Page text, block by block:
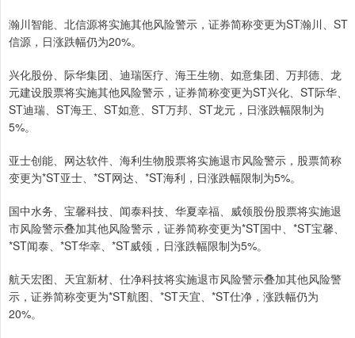
瀚川智能、北信源将实施其他风险警示，证券简称变更为ST瀚川、ST
信源，日涨跌幅仍为20%。
兴化股份、际华集团、迪瑞医疗、海王生物、如意集团、万邦德、龙
元建设股票将实施其他风险警示，证券简称变更为ST兴化、ST际华、
ST迪瑞、ST海王、ST如意、ST万邦、ST龙元，日涨跌幅限制为
5%。
亚士创能、网达软件、海利生物股票将实施退市风险警示，股票简称
变更为*ST亚士、*ST网达、*ST海利，日涨跌幅限制为5%。
国中水务、宝馨科技、闻泰科技、华夏幸福、威领股份股票将实施退
市风险警示叠加其他风险警示，证券简称变更为*ST国中、*ST宝馨、
*ST闻泰、*ST华幸、*ST威领，日涨跌幅限制为5%。
航天宏图、天宜新材、仕净科技将实施退市风险警示叠加其他风险警
示，证券简称变更为*ST航图、*ST天宜、*ST仕净，涨跌幅仍为
20%。